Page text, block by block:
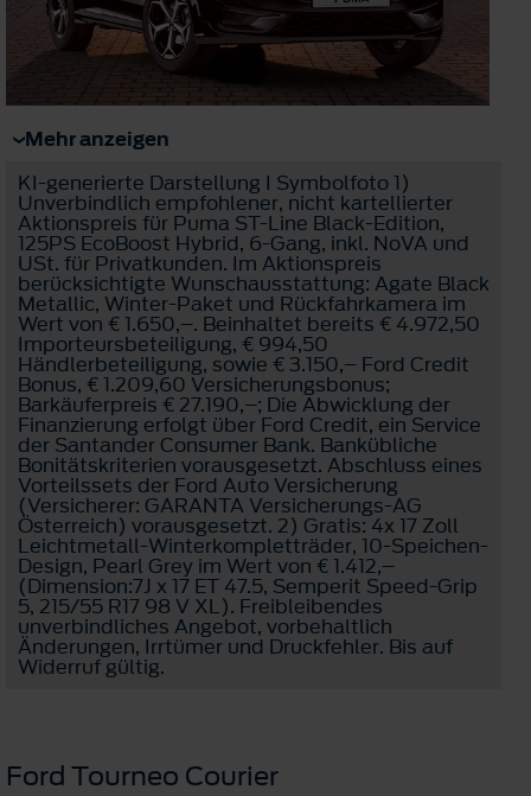
Mehr anzeigen
KI-generierte Darstellung I Symbolfoto 1)
Unverbindlich empfohlener, nicht kartellierter
Aktionspreis für Puma ST-Line Black-Edition,
125PS EcoBoost Hybrid, 6-Gang, inkl. NoVA und
USt. für Privatkunden. Im Aktionspreis
berücksichtigte Wunschausstattung: Agate Black
Metallic, Winter-Paket und Rückfahrkamera im
Wert von € 1.650,–. Beinhaltet bereits € 4.972,50
Importeursbeteiligung, € 994,50
Händlerbeteiligung, sowie € 3.150,– Ford Credit
Bonus, € 1.209,60 Versicherungsbonus;
Barkäuferpreis € 27.190,–; Die Abwicklung der
Finanzierung erfolgt über Ford Credit, ein Service
der Santander Consumer Bank. Bankübliche
Bonitätskriterien vorausgesetzt. Abschluss eines
Vorteilssets der Ford Auto Versicherung
(Versicherer: GARANTA Versicherungs-AG
Österreich) vorausgesetzt. 2) Gratis: 4x 17 Zoll
Leichtmetall-Winterkompletträder, 10-Speichen-
Design, Pearl Grey im Wert von € 1.412,–
(Dimension:7J x 17 ET 47.5, Semperit Speed-Grip
5, 215/55 R17 98 V XL). Freibleibendes
unverbindliches Angebot, vorbehaltlich
Änderungen, Irrtümer und Druckfehler. Bis auf
Widerruf gültig.
Ford Tourneo Courier